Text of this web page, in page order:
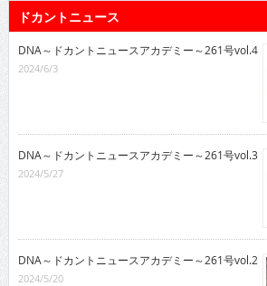
ドカントニュース
DNA～ドカントニュースアカデミー～261号vol.4
2024/6/3
DNA～ドカントニュースアカデミー～261号vol.3
2024/5/27
DNA～ドカントニュースアカデミー～261号vol.2
2024/5/20